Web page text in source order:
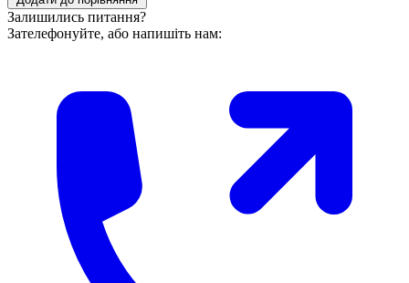
Залишились питання?
Зателефонуйте, або напишіть нам: